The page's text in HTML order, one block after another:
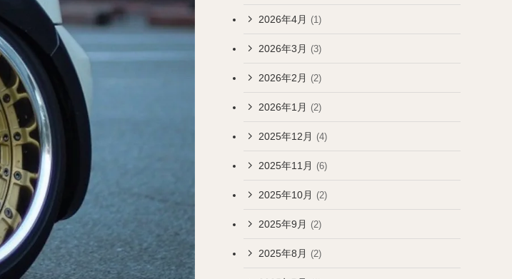
2026年4月 (1)
2026年3月 (3)
2026年2月 (2)
2026年1月 (2)
2025年12月 (4)
2025年11月 (6)
2025年10月 (2)
2025年9月 (2)
2025年8月 (2)